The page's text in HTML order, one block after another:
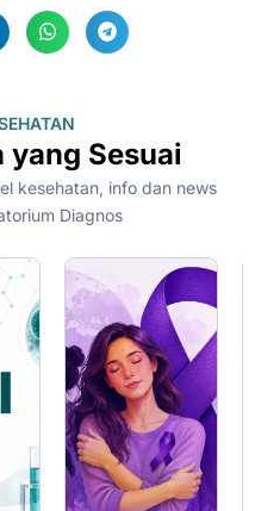
Sesuai
kesehatan, info dan news
Diagnos